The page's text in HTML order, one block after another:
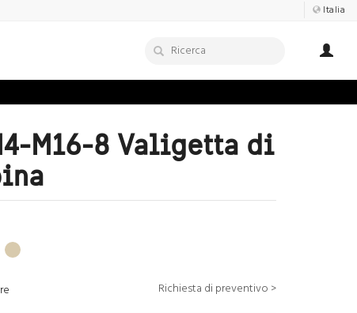
Italia
M16-8 Valigetta di
Richiesta di preventivo >